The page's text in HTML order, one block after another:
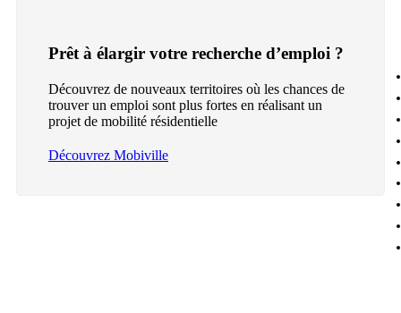
Prêt à élargir votre recherche d’emploi ?
Découvrez de nouveaux territoires où les chances de
trouver un emploi sont plus fortes en réalisant un
projet de mobilité résidentielle
Découvrez Mobiville